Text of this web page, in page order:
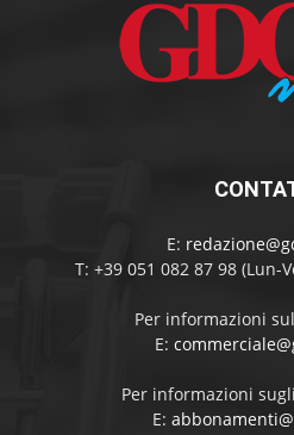
E:
T: +39 051 082 87 98 (Lun-
Per informazioni
E:
Per informazioni
E: